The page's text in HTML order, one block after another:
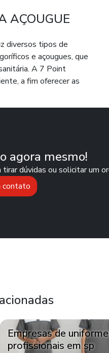
AÇOUGUE
diversos tipos de
e açougues, que
A 7 Point
a fim oferecer as
agora mesmo!
dúvidas ou solicitar um
contato
Empresas de
profissionais em sp